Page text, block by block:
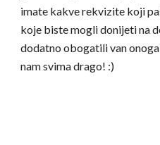
imate kakve rekvizite koji
koje biste mogli donijeti na
dodatno obogatili van
nam svima drago! :)